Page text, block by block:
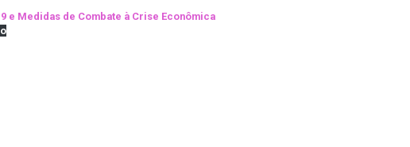
e Medidas de Combate à Crise Econômica